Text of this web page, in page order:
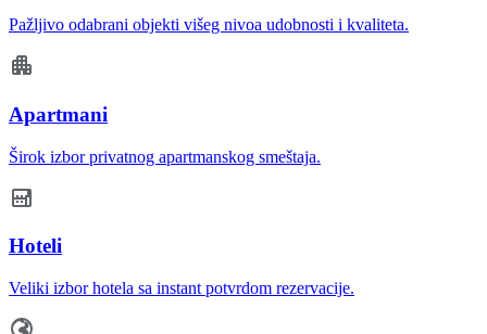
Pažljivo odabrani objekti višeg nivoa udobnosti i kvaliteta.
Apartmani
Širok izbor privatnog apartmanskog smeštaja.
Hoteli
Veliki izbor hotela sa instant potvrdom rezervacije.